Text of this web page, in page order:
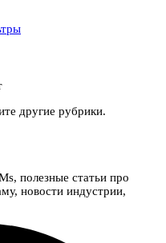
другие рубрики.
полезные статьи про
новости индустрии,